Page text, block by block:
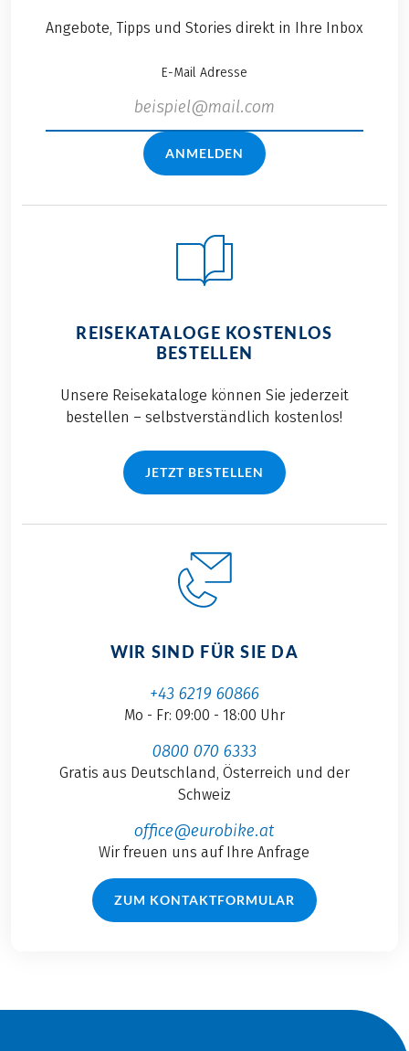
Angebote, Tipps und Stories direkt in Ihre Inbox
E-Mail Adresse
ANMELDEN
REISEKATALOGE KOSTENLOS
BESTELLEN
Unsere Reisekataloge können Sie jederzeit
bestellen – selbstverständlich kostenlos!
JETZT BESTELLEN
WIR SIND FÜR SIE DA
+43 6219 60866
Mo - Fr: 09:00 - 18:00 Uhr
0800 070 6333
Gratis aus Deutschland, Österreich und der
Schweiz
office@eurobike.at
Wir freuen uns auf Ihre Anfrage
ZUM KONTAKTFORMULAR